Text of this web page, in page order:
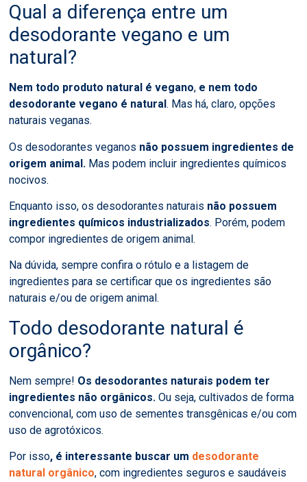
Qual a diferença entre um
desodorante vegano e um
natural?
Nem todo produto natural é vegano, e nem todo
desodorante vegano é natural. Mas há, claro, opções
naturais veganas.
Os desodorantes veganos não possuem ingredientes de
origem animal. Mas podem incluir ingredientes químicos
nocivos.
Enquanto isso, os desodorantes naturais não possuem
ingredientes químicos industrializados. Porém, podem
compor ingredientes de origem animal.
Na dúvida, sempre confira o rótulo e a listagem de
ingredientes para se certificar que os ingredientes são
naturais e/ou de origem animal.
Todo desodorante natural é
orgânico?
Nem sempre! Os desodorantes naturais podem ter
ingredientes não orgânicos. Ou seja, cultivados de forma
convencional, com uso de sementes transgênicas e/ou com
uso de agrotóxicos.
Por isso, é interessante buscar um desodorante
natural orgânico, com ingredientes seguros e saudáveis